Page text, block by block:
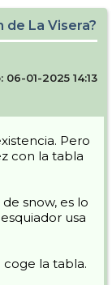
de La Visera?
06-01-2025 14:13
Pero
con la tabla
snow, es lo
usa
coge la tabla.